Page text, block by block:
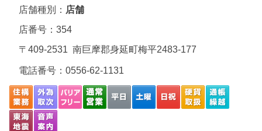
店舗種別： 店舗
店番号：354
〒409-2531 南巨摩郡身延町梅平2483-177
電話番号： 0556-62-1131